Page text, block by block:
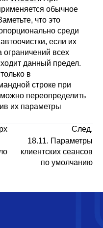
обычное
что это
среди
если их
ограничений всех
данный предел.
в
строке при
переопределить
их параметры
След.
18.11. Параметры
клиентских сеансов
по умолчанию